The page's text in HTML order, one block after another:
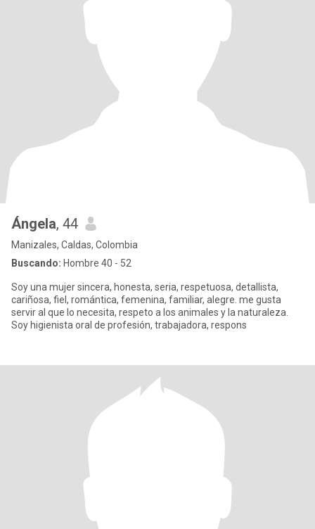
Ángela, 44
Manizales, Caldas, Colombia
Buscando: Hombre 40 - 52
Soy una mujer sincera, honesta, seria, respetuosa, detallista,
cariñosa, fiel, romántica, femenina, familiar, alegre. me gusta
servir al que lo necesita, respeto a los animales y la naturaleza.
Soy higienista oral de profesión, trabajadora, respons